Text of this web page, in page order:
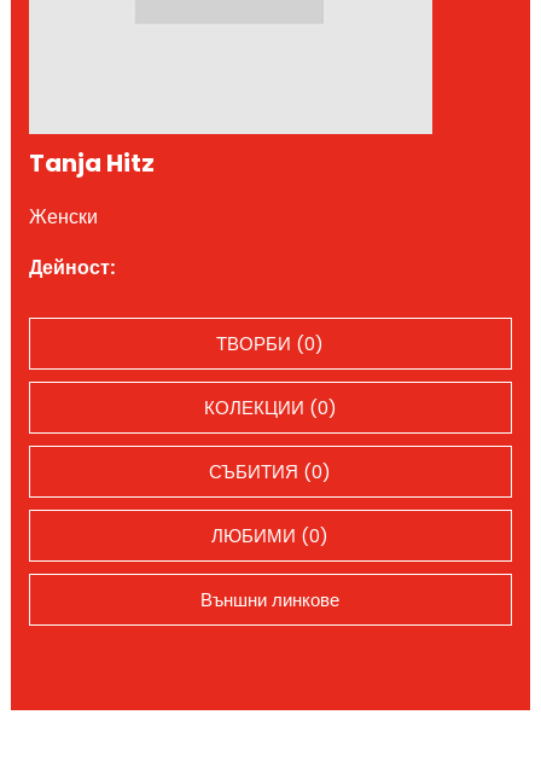
Tanja Hitz
Женски
Дейност:
ТВОРБИ (0)
КОЛЕКЦИИ (0)
СЪБИТИЯ (0)
ЛЮБИМИ (0)
Външни линкове